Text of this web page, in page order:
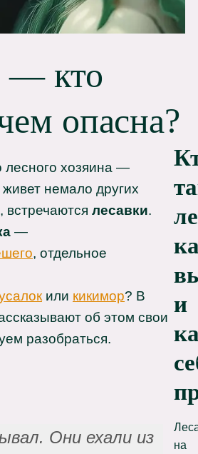
— кто
опасна?
лесного хозяина —
немало других
лесавки.
—
, отдельное
или кикимор? В
об этом свои
разобраться.
и
Они ехали из
на